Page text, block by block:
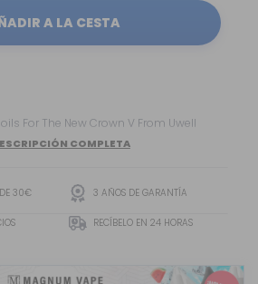
A LA CESTA
Crown V Coil Uwell Coils For The New Crown V From Uwell
COMPLETA
30€ 3 AÑOS DE GARANTÍA
RECÍBELO EN 24 HORAS